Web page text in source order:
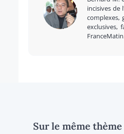
incisives de
complexes,
exclusives,
Sur le même thème